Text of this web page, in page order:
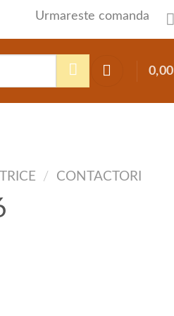
Urmareste comanda
0,00
/ CONTACTORI